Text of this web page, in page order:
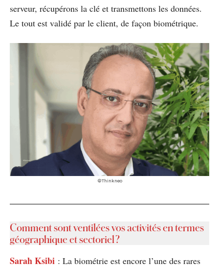
serveur, récupérons la clé et transmettons les données.
Le tout est validé par le client, de façon biométrique.
©Thinkneo
Comment sont ventilées vos activités en termes
géographique et sectoriel ?
Sarah Ksibi : La biométrie est encore l’une des rares